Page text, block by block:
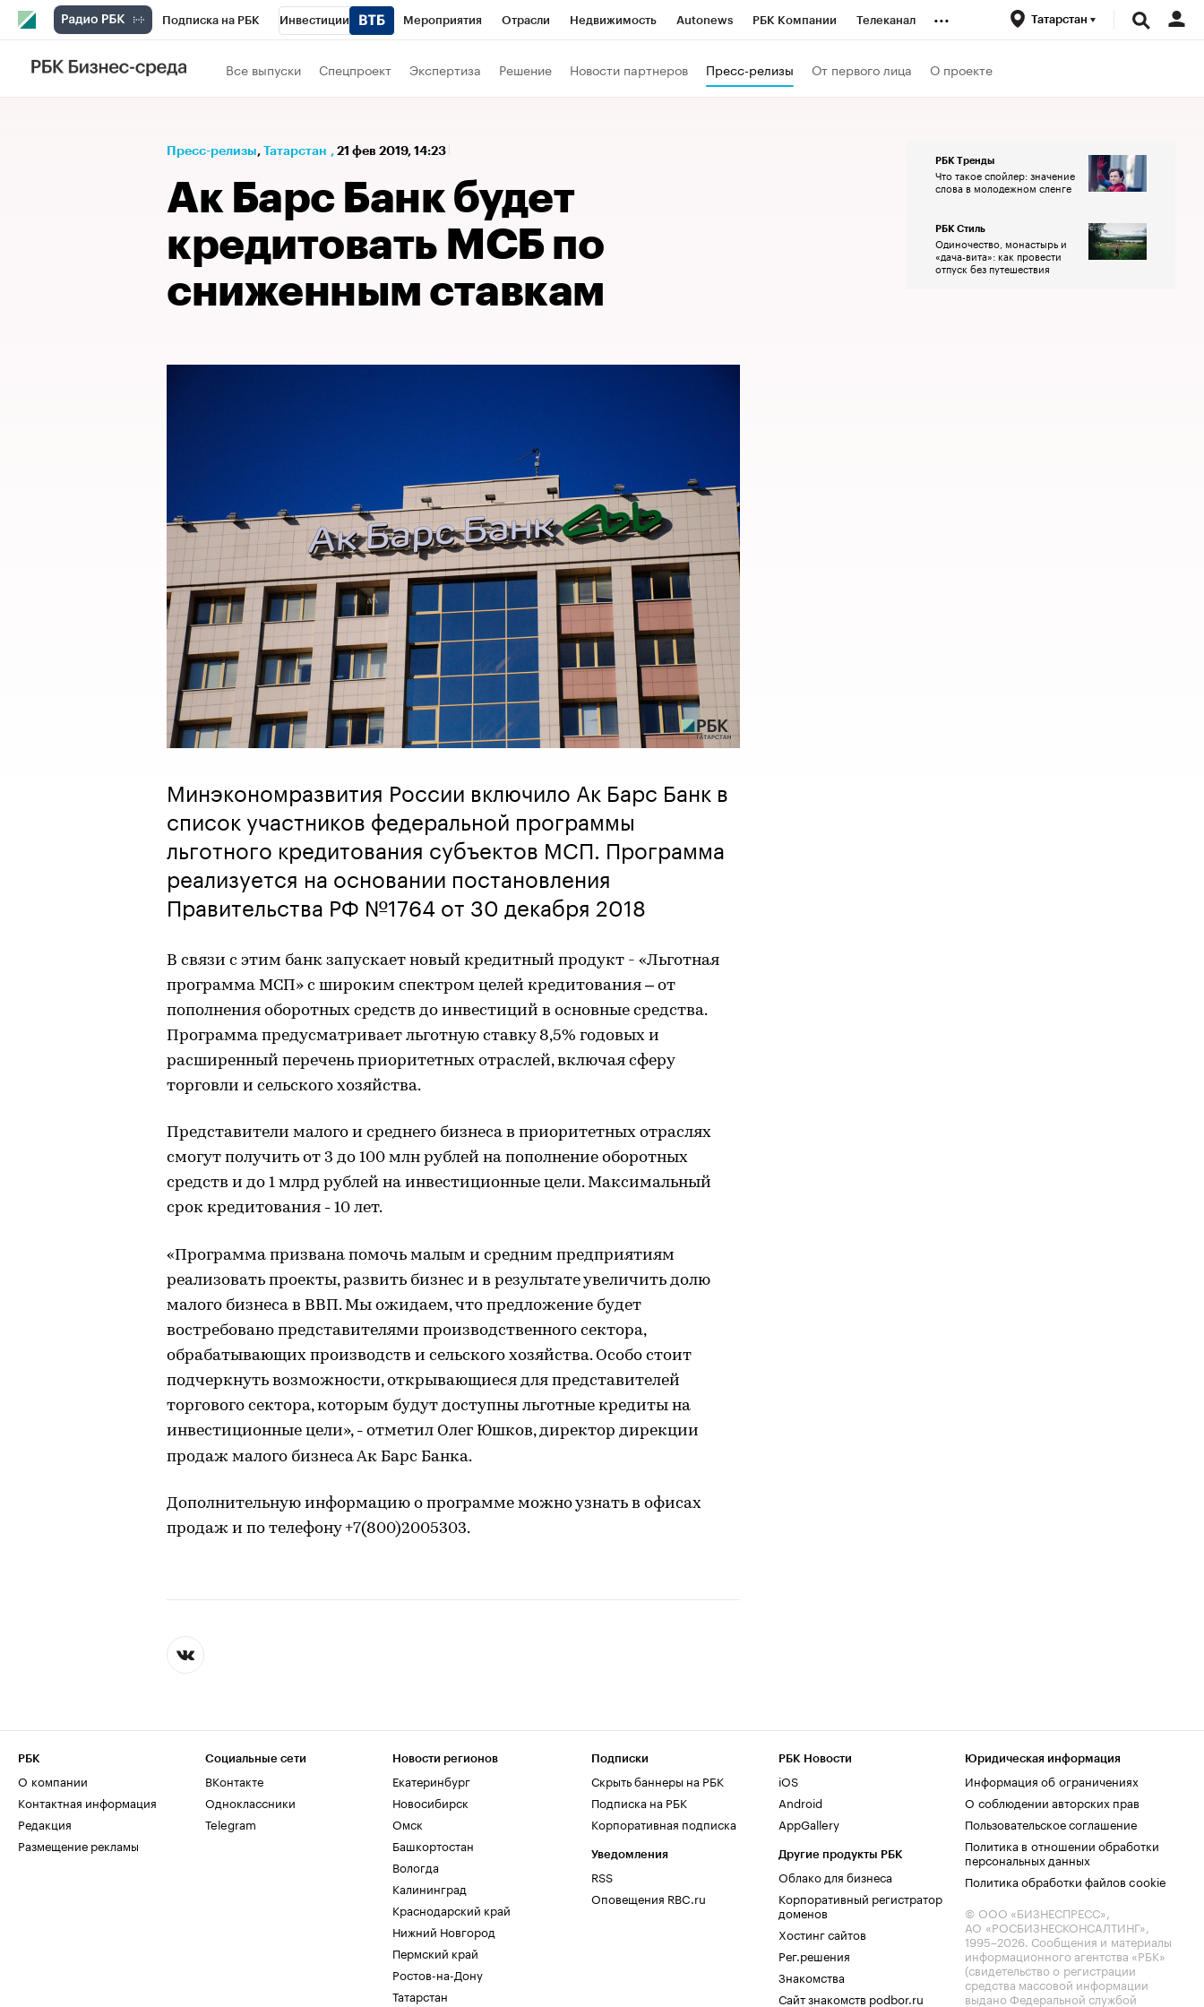
Подписка на РБК Инвестиции Мероприятия Отрасли Недвижимость Autonews РБК Компании Телеканал
РБК Вино
Проверка контрагентов Политика Экономика
... Татарстан
Все выпуски Спецпроект Экспертиза Решение Новости партнеров Пресс-релизы От первого лица О проекте
Пресс-релизы⁠, Татарстан , 21 фев 2019, 14:23
Ак Барс Банк будет
кредитовать МСБ по
сниженным ставкам
Минэкономразвития России включило Ак Барс Банк в
список участников федеральной программы
льготного кредитования субъектов МСП. Программа
реализуется на основании постановления
Правительства РФ №1764 от 30 декабря 2018
В связи с этим банк запускает новый кредитный продукт - «Льготная
программа МСП» с широким спектром целей кредитования – от
пополнения оборотных средств до инвестиций в основные средства.
Программа предусматривает льготную ставку 8,5% годовых и
расширенный перечень приоритетных отраслей, включая сферу
торговли и сельского хозяйства.
Представители малого и среднего бизнеса в приоритетных отраслях
смогут получить от 3 до 100 млн рублей на пополнение оборотных
средств и до 1 млрд рублей на инвестиционные цели. Максимальный
срок кредитования – 10 лет.
«Программа призвана помочь малым и средним предприятиям
реализовать проекты, развить бизнес и в результате увеличить долю
малого бизнеса в ВВП. Мы ожидаем, что предложение будет
востребовано представителями производственного сектора,
обрабатывающих производств и сельского хозяйства. Особо стоит
подчеркнуть возможности, открывающиеся для представителей
торгового сектора, которым будут доступны льготные кредиты на
инвестиционные цели», – отметил Олег Юшков, директор дирекции
продаж малого бизнеса Ак Барс Банка.
Дополнительную информацию о программе можно узнать в офисах
продаж и по телефону +7(800)2005303.
РБК Тренды
Что такое спойлер: значение
слова в молодежном сленге
РБК Стиль
Одиночество, монастырь и
«дача-вита»: как провести
отпуск без путешествия
РБК
О компании
Контактная информация
Редакция
Размещение рекламы
Социальные сети
ВКонтакте
Одноклассники
Telegram
Новости регионов
Екатеринбург
Новосибирск
Омск
Башкортостан
Вологда
Калининград
Краснодарский край
Нижний Новгород
Пермский край
Ростов-на-Дону
Татарстан
Подписки
Скрыть баннеры на РБК
Подписка на РБК
Корпоративная подписка
Уведомления
RSS
Оповещения RBC.ru
РБК Новости
iOS
Android
AppGallery
Другие продукты РБК
Облако для бизнеса
Корпоративный регистратор
доменов
Хостинг сайтов
Рег.решения
Знакомства
Сайт знакомств podbor.ru
Юридическая информация
Информация об ограничениях
О соблюдении авторских прав
Пользовательское соглашение
Политика в отношении обработки
персональных данных
Политика обработки файлов cookie
© ООО «БИЗНЕСПРЕСС»,
АО «РОСБИЗНЕСКОНСАЛТИНГ»,
1995–2026. Сообщения и материалы
информационного агентства «РБК»
(свидетельство о регистрации
средства массовой информации
выдано Федеральной службой